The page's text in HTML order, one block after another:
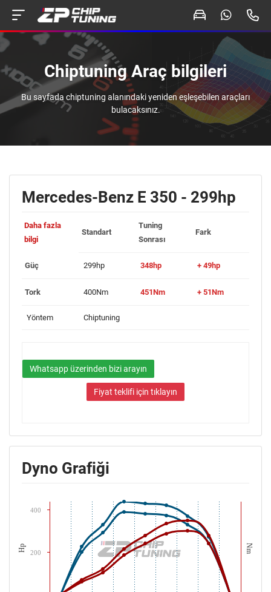
Chiptuning Araç bilgileri
Bu sayfada chiptuning alanındaki yeniden eşleşebilen araçları
bulacaksınız.
Mercedes-Benz E 350 - 299hp
Daha fazla
bilgi
Standart
Tuning
Sonrası
Fark
Güç 299hp 348hp + 49hp
Tork 400Nm 451Nm + 51Nm
Yöntem Chiptuning
Whatsapp üzerinden bizi arayın
Fiyat teklifi için tıklayın
Dyno Grafiği
Hp Nm
200
400